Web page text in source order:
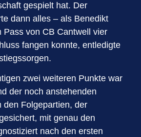
gespielt hat. Der
dann alles – als Benedikt
Pass von CB Cantwell vier
fangen konnte, entledigte
zwei weiteren Punkte war
der noch anstehenden
den Folgepartien, der
mit genau den
nach den ersten